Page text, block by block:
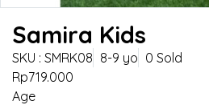
Samira Kids
SKU : SMRK08 8-9 yo 0 Sold
Rp719.000
Age